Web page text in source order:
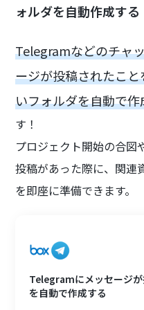
ォルダを自動作成する
Telegramなどのチャ
ージが投稿されたこ
いフォルダを自動で作
す！
プロジェクト開始の合図
投稿があった際に、関連
を即座に準備できます。
Telegramにメッセージ
を自動で作成する